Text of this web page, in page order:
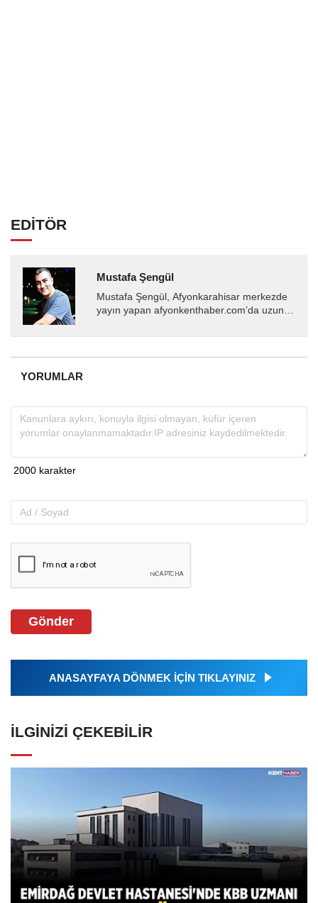
EDİTÖR
Mustafa Şengül
Mustafa Şengül, Afyonkarahisar merkezde
yayın yapan afyonkenthaber.com’da uzun
almakta, haber akışı...
YORUMLAR
Gönder
ANASAYFAYA DÖNMEK İÇİN TIKLAYINIZ
İLGINIZI ÇEKEBILIR